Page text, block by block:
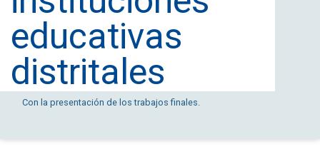
educativas
distritales
Con la presentación de los trabajos finales.